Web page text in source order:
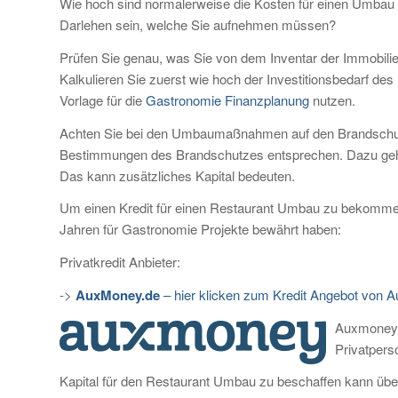
Darlehen sein, welche Sie aufnehmen müssen?
Prüfen Sie genau, was Sie von dem Inventar der
Kalkulieren Sie zuerst wie hoch der Investitionsbedarf
Vorlage für dieGastronomie Finanzplanung nutzen.
Achten Sie bei den Umbaumaßnahmen auf den
Bestimmungen des Brandschutzes entsprechen. Dazu
Das kann zusätzliches Kapital bedeuten.
Um einen Kredit für einen Restaurant Umbau zu
Jahren für Gastronomie Projekte bewährt haben:
Privatkredit Anbieter:
-> AuxMoney.de– hier klicken zum Kredit Angebot von
Kapital für den Restaurant Umbau zu beschaffen kann